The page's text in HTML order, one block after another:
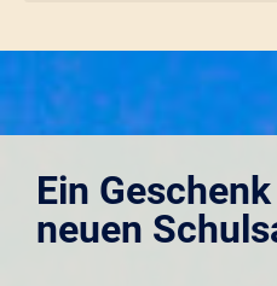
Ein
neuen